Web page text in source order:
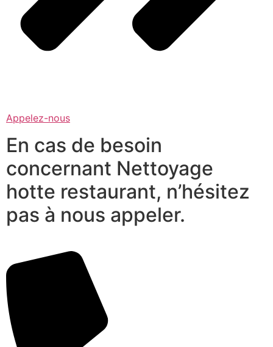
Appelez-nous
En cas de besoin
concernant Nettoyage
hotte restaurant, n’hésitez
pas à nous appeler.